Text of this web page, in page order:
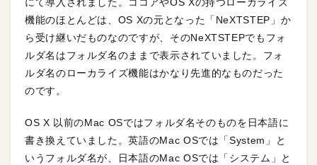
にて導入されました。ココアやOS Xの持つローカライズ
機能のほとんどは、OS Xの元となった「NeXTSTEP」か
ら受け継いだものなのですが、そのNeXTSTEPでもフォ
ルダ名はフォルダ名のままで表示されていました。フォ
ルダ名のローカライズ機能はかなり先進的なものだった
のです。
OS X 以前のMac OSではフォルダ名そのものを日本語に
書き換えていました。英語のMac OSでは「System」と
いうフォルダ名が、日本語のMac OSでは「システム」と